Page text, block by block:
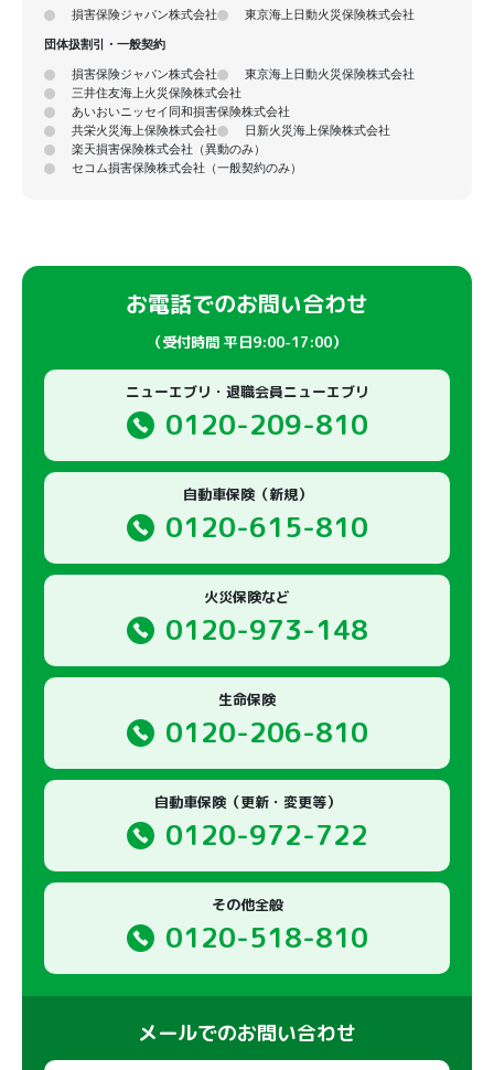
損害保険ジャパン株式会社 東京海上日動火災保険株式会社
団体扱割引・一般契約
損害保険ジャパン株式会社
東京海上日動火災保険株式会社
三井住友海上火災保険株式会社
あいおいニッセイ同和損害保険株式会社
共栄火災海上保険株式会社
日新火災海上保険株式会社
楽天損害保険株式会社（異動のみ）
セコム損害保険株式会社（一般契約のみ）
お電話でのお問い合わせ
（受付時間 平日9:00-17:00）
ニューエブリ・退職会員ニューエブリ
0120-209-810
自動車保険（新規）
0120-615-810
火災保険など
0120-973-148
生命保険
0120-206-810
自動車保険（更新・変更等）
0120-972-722
その他全般
0120-518-810
メールでのお問い合わせ